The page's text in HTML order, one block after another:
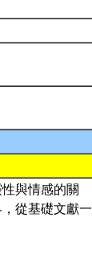
與情感的關
從基礎文獻一